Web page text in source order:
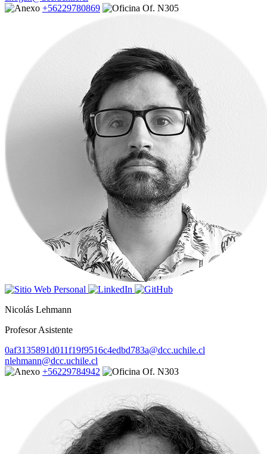
+56229780869
Of. N305
Nicolás Lehmann
Profesor Asistente
0af3135891d011f19f9516c4edbd783a@dcc.uchile.cl
nlehmann@dcc.uchile.cl
+56229784942
Of. N303